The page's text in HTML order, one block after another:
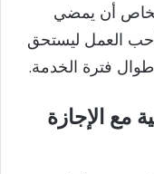
أن يمضي
العمل ليستحق
فترة الخدمة.
مع الإجازة